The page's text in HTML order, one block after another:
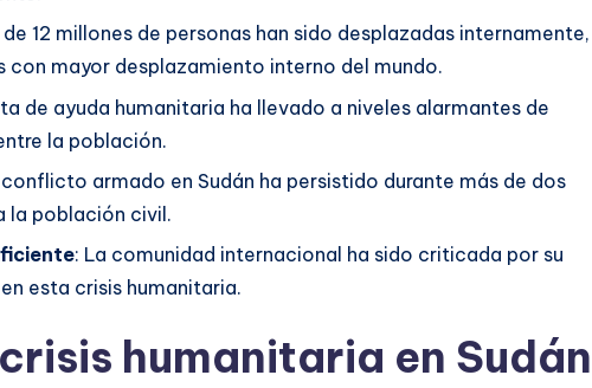
de 12 millones de personas han sido desplazadas internamente,
con mayor desplazamiento interno del mundo.
de ayuda humanitaria ha llevado a niveles alarmantes de
la población.
conflicto armado en Sudán ha persistido durante más de dos
la población civil.
: La comunidad internacional ha sido criticada por su
esta crisis humanitaria.
humanitaria en Sudán